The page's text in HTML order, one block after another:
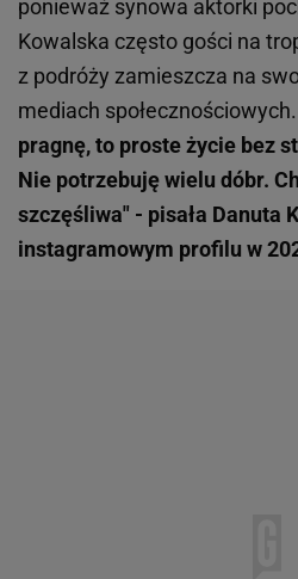
ponieważ synowa aktorki
Kowalska często gości na
z podróży zamieszcza na
mediach społecznościowych.
pragnę, to proste życie bez
Nie potrzebuję wielu dóbr.
szczęśliwa" - pisała Danuta
instagramowym profilu w